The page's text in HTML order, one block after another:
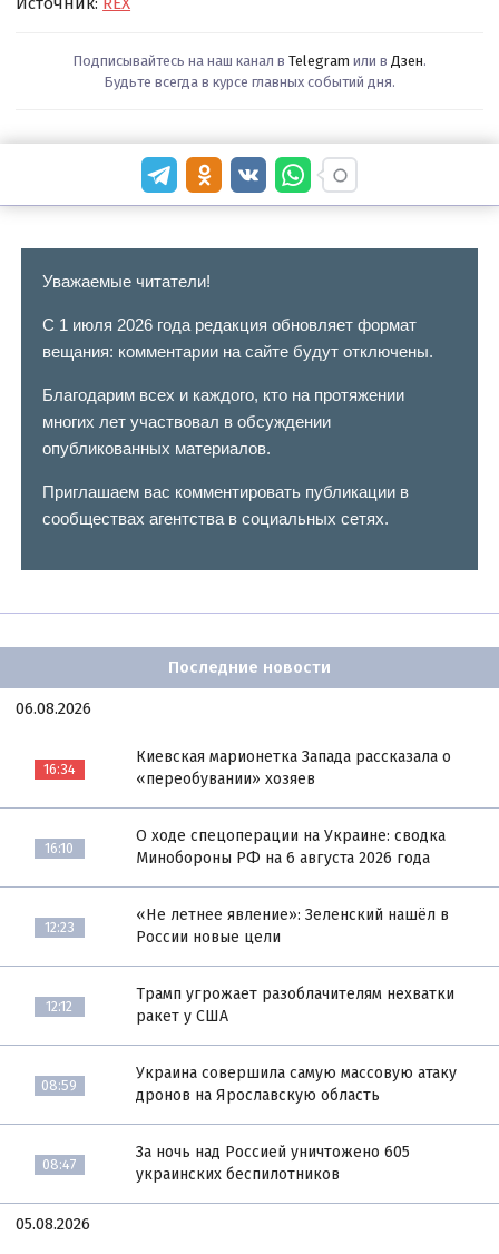
Подписывайтесь на наш канал в Telegram или в Дзен.
Будьте всегда в курсе главных событий дня.
Уважаемые читатели!
С 1 июля 2026 года редакция обновляет формат
вещания: комментарии на сайте будут отключены.
Благодарим всех и каждого, кто на протяжении
многих лет участвовал в обсуждении
опубликованных материалов.
Приглашаем вас комментировать публикации в
сообществах агентства в социальных сетях.
Последние новости
06.08.2026
16:34
Киевская марионетка Запада рассказала о
«переобувании» хозяев
16:10
О ходе спецоперации на Украине: сводка
Минобороны РФ на 6 августа 2026 года
12:23
«Не летнее явление»: Зеленский нашёл в
России новые цели
12:12
Трамп угрожает разоблачителям нехватки
ракет у США
08:59
Украина совершила самую массовую атаку
дронов на Ярославскую область
08:47
За ночь над Россией уничтожено 605
украинских беспилотников
05.08.2026